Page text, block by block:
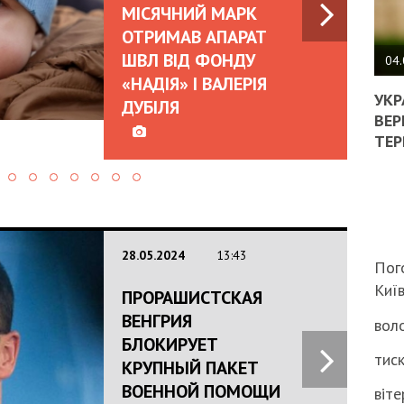
МІСЯЧНИЙ МАРК
ОТРИМАВ АПАРАТ
ШВЛ ВІД ФОНДУ
«НАДІЯ» І ВАЛЕРІЯ
ДУБІЛЯ
28.05.2024 13:43
ПРОРАШИСТСКАЯ
ВЕНГРИЯ
БЛОКИРУЕТ
КРУПНЫЙ ПАКЕТ
ВОЕННОЙ ПОМОЩИ
НА
Київ